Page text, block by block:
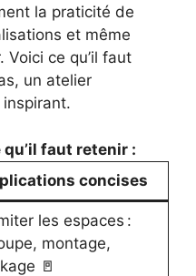
la praticité de
et même
Voici ce qu’il faut
un atelier
faut retenir :
concises
les espaces :
montage,
🚪